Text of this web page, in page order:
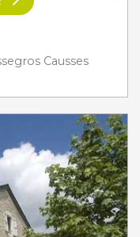
Causses